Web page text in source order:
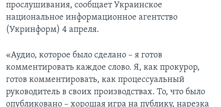
прослушивания, сообщает Украинское
национальное информационное агентство
(Укринформ) 4 апреля.
«Аудио, которое было сделано – я готов
комментировать каждое слово. Я, как прокурор,
готов комментировать, как процессуальный
руководитель в своих производствах. То, что было
опубликовано – хорошая игра на публику, нарезка